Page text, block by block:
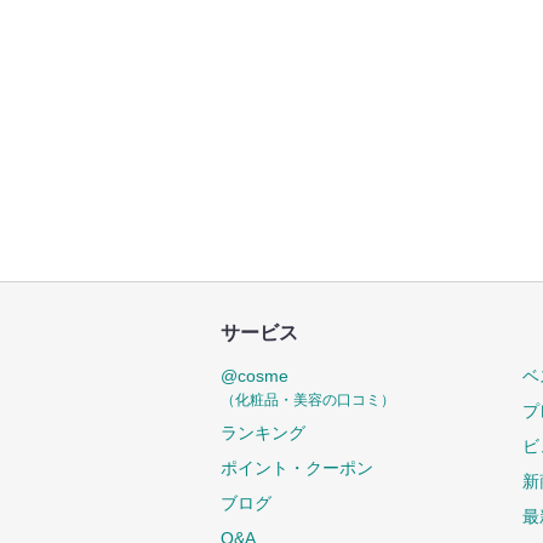
サービス
@cosme
（化粧品・美容の口コミ）
ランキング
ポイント・クーポン
ブログ
Q&A
ベ
最